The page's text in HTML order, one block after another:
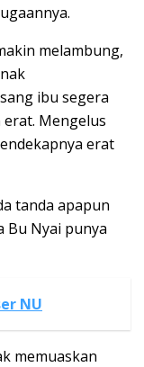
melambung,
ibu segera
Mengelus
erat
tanda apapun
Bu Nyai punya
NU
memuaskan